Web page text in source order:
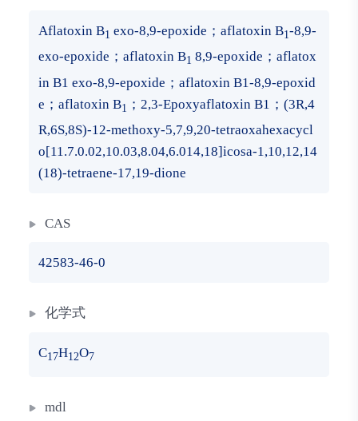
Aflatoxin B1 exo-8,9-epoxide；aflatoxin B1-8,9-
exo-epoxide；aflatoxin B1 8,9-epoxide；aflatox
in B1 exo-8,9-epoxide；aflatoxin B1-8,9-epoxid
e；aflatoxin B1 ；2,3-Epoxyaflatoxin B1；(3R,4
R,6S,8S)-12-methoxy-5,7,9,20-tetraoxahexacycl
o[11.7.0.02,10.03,8.04,6.014,18]icosa-1,10,12,14
(18)-tetraene-17,19-dione
CAS
42583-46-0
化学式
C17H12O7
mdl